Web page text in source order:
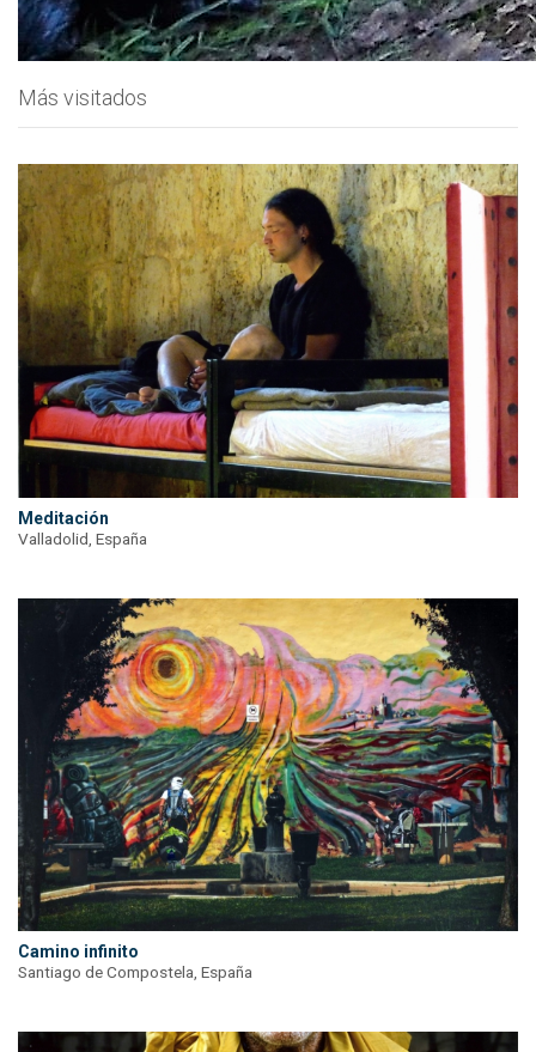
Más visitados
Meditación
Valladolid, España
Camino infinito
Santiago de Compostela, España